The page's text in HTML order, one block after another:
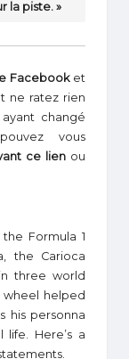
la piste. »
Facebooket
ne ratez rien
changé
vous
ce lien ou
Formula 1
the Carioca
three world
wheel helped
his personna
Here’s a